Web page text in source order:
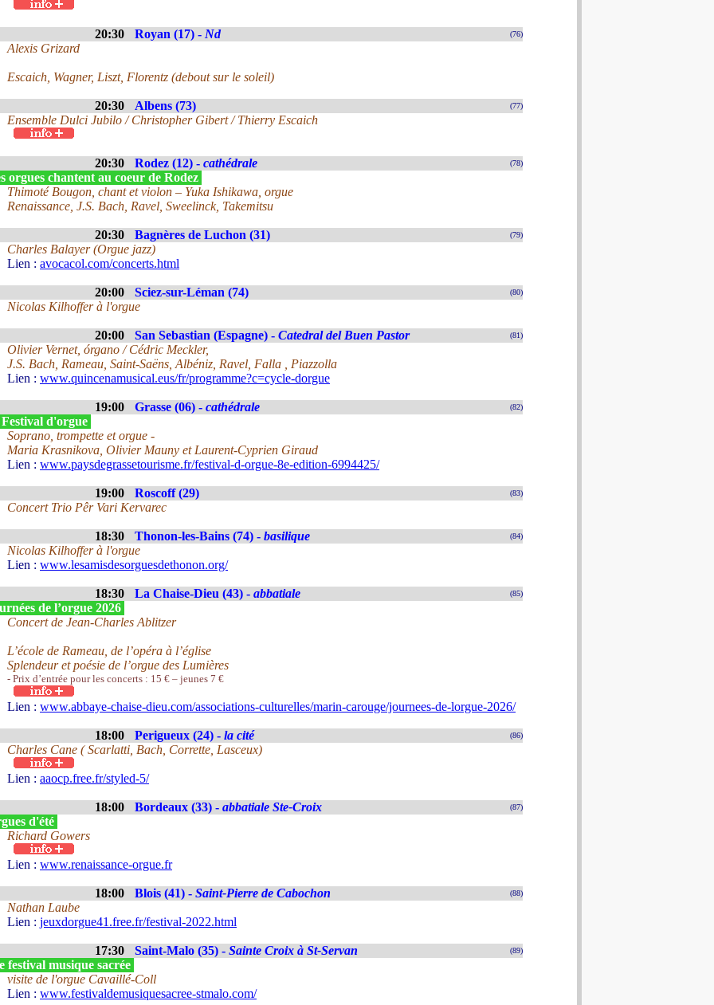
20:30 Royan (17) - Nd (76)
Alexis Grizard
Escaich, Wagner, Liszt, Florentz (debout sur le soleil)
20:30 Albens (73) (77)
Ensemble Dulci Jubilo / Christopher Gibert / Thierry Escaich
20:30 Rodez (12) - cathédrale (78)
orgues chantent au coeur de Rodez
Thimoté Bougon, chant et violon – Yuka Ishikawa, orgue
Renaissance, J.S. Bach, Ravel, Sweelinck, Takemitsu
20:30 Bagnères de Luchon (31) (79)
Charles Balayer (Orgue jazz)
Lien : avocacol.com/concerts.html
20:00 Sciez-sur-Léman (74) (80)
Nicolas Kilhoffer à l'orgue
20:00 San Sebastian (Espagne) - Catedral del Buen Pastor (81)
Olivier Vernet, órgano / Cédric Meckler,
J.S. Bach, Rameau, Saint-Saëns, Albéniz, Ravel, Falla , Piazzolla
Lien : www.quincenamusical.eus/fr/programme?c=cycle-dorgue
19:00 Grasse (06) - cathédrale (82)
d'orgue
Soprano, trompette et orgue -
Maria Krasnikova, Olivier Mauny et Laurent-Cyprien Giraud
Lien : www.paysdegrassetourisme.fr/festival-d-orgue-8e-edition-6994425/
19:00 Roscoff (29) (83)
Concert Trio Pêr Vari Kervarec
18:30 Thonon-les-Bains (74) - basilique (84)
Nicolas Kilhoffer à l'orgue
Lien : www.lesamisdesorguesdethonon.org/
18:30 La Chaise-Dieu (43) - abbatiale (85)
de l’orgue 2026
Concert de Jean-Charles Ablitzer
L’école de Rameau, de l’opéra à l’église
Splendeur et poésie de l’orgue des Lumières
- Prix d’entrée pour les concerts : 15 € – jeunes 7 €
Lien : www.abbaye-chaise-dieu.com/associations-culturelles/marin-carouge/journees-de-lorgue-2026/
18:00 Perigueux (24) - la cité (86)
Charles Cane ( Scarlatti, Bach, Corrette, Lasceux)
Lien : aaocp.free.fr/styled-5/
18:00 Bordeaux (33) - abbatiale Ste-Croix (87)
d'été
Richard Gowers
Lien : www.renaissance-orgue.fr
18:00 Blois (41) - Saint-Pierre de Cabochon (88)
Nathan Laube
Lien : jeuxdorgue41.free.fr/festival-2022.html
17:30 Saint-Malo (35) - Sainte Croix à St-Servan (89)
festival musique sacrée
visite de l'orgue Cavaillé-Coll
Lien : www.festivaldemusiquesacree-stmalo.com/